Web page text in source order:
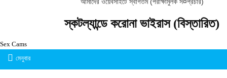
স্কটল্যান্ডে করোনা ভাইরাস (বিস্তারিত)
Sex Cams
মেনুবার